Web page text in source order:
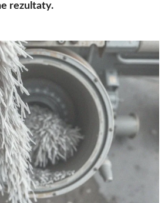
rezultaty.